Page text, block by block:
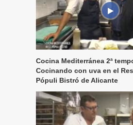
Cocina Mediterránea 2ª
Cocinando con uva en el
Pópuli Bistró de Alicante